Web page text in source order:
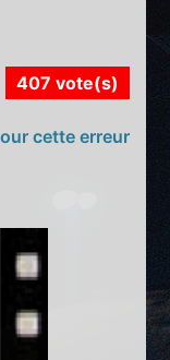
407 vote(s)
cette erreur